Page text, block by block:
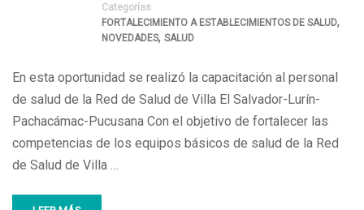
Categorías
FORTALECIMIENTO A ESTABLECIMIENTOS DE SALUD,
NOVEDADES, SALUD
En esta oportunidad se realizó la capacitación al personal
de salud de la Red de Salud de Villa El Salvador-Lurín-
Pachacámac-Pucusana Con el objetivo de fortalecer las
competencias de los equipos básicos de salud de la Red
de Salud de Villa …